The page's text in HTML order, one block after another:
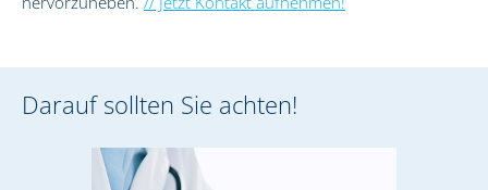
Darauf sollten Sie achten!